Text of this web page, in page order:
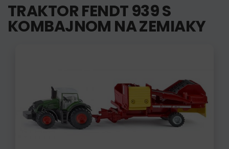
TRAKTOR FENDT 939 S
KOMBAJNOM NA ZEMIAKY